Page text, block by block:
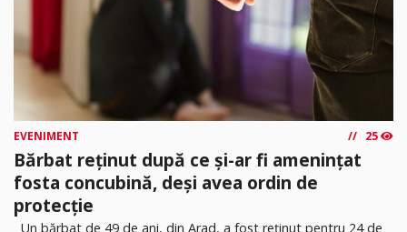
EVENIMENT 25
Bărbat reținut după ce și-ar fi amenințat
fosta concubină, deși avea ordin de
protecție
Un bărbat de 49 de ani, din Arad, a fost reținut pentru 24 de